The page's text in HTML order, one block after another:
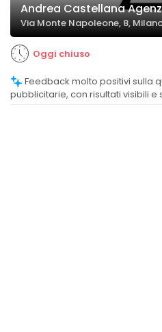
Andrea Castellana
Via Monte Napoleone, 8,
Oggi chiuso
pubblicitarie, con risultati visibili